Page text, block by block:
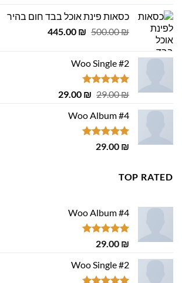
500.00 ₪.
449.00 ₪.
כסאות פינת אוכל בבד חום בהיר
500.00₪
המחיר
500.00 ₪.
445.00 ₪
המחיר
Woo Single #2
דורג4.75
29.00₪
המחיר
היה:
29.00 ₪.
29.00 ₪
המחיר
Woo Album #4
דורג5.00
29.00 ₪
TOP RATED
Woo Album #4
דורג5.00
29.00 ₪
Woo Single #2